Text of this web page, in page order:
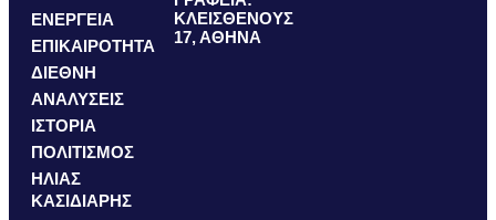
ΕΝΕΡΓΕΙΑ
ΕΠΙΚΑΙΡΟΤΗΤΑ
ΔΙΕΘΝΗ
ΑΝΑΛΥΣΕΙΣ
ΙΣΤΟΡΙΑ
ΠΟΛΙΤΙΣΜΟΣ
ΗΛΙΑΣ
ΚΑΣΙΔΙΑΡΗΣ
ΚΛΕΙΣΘΕΝΟΥΣ
17, ΑΘΗΝΑ